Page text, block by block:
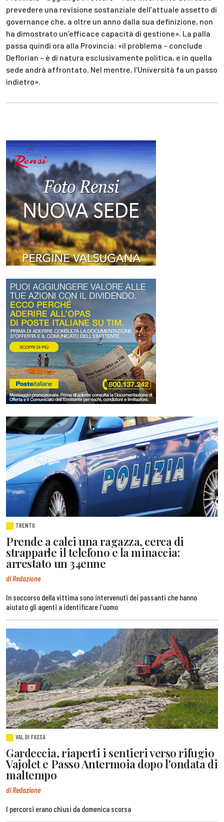
prevedere una revisione sostanziale dell’attuale assetto di
governance che, a oltre un anno dalla sua definizione, non
ha dimostrato un’efficace capacità di gestione». La palla
passa quindi ora alla Provincia: «il problema – conclude
Deflorian – è di natura esclusivamente politica, e in quella
sede andrà affrontato. Nel mentre, l’Università fa un passo
indietro».
TRENTO
Prende a calci una ragazza, cerca di
strapparle il telefono e la minaccia:
arrestato un 34enne
di Redazione
In soccorso della vittima sono intervenuti dei passanti che hanno
aiutato gli agenti a identificare l'uomo
VAL DI FASSA
Gardeccia, riaperti i sentieri verso rifugio
Vajolet e Passo Antermoia dopo l'ondata di
maltempo
di Redazione
I percorsi erano chiusi da domenica scorsa